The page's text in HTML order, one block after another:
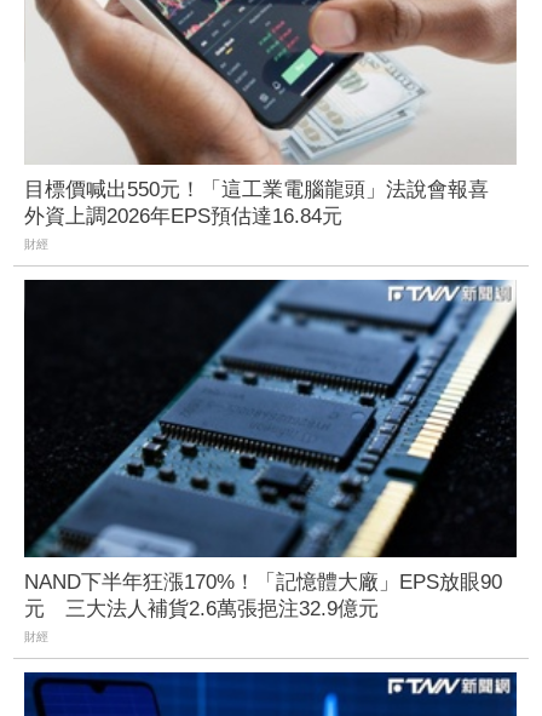
目標價喊出550元！「這工業電腦龍頭」法說會報喜
外資上調2026年EPS預估達16.84元
財經
NAND下半年狂漲170%！「記憶體大廠」EPS放眼90
元 三大法人補貨2.6萬張挹注32.9億元
財經